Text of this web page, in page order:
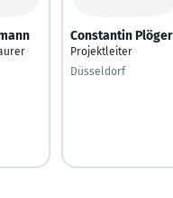
Constantin Plöger
Projektleiter
Düsseldorf